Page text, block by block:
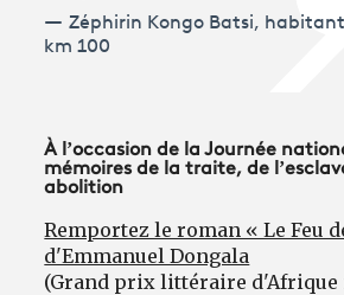
Zéphirin Kongo Batsi,
km 100
À l’occasion de la Journée
mémoires de la traite, de
abolition
Remportez le roman « Le Feu
d'Emmanuel Dongala
(Grand prix littéraire d'Afrique